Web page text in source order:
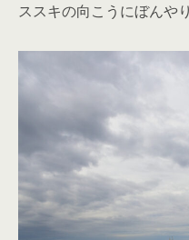
ススキの向こうにぼんや